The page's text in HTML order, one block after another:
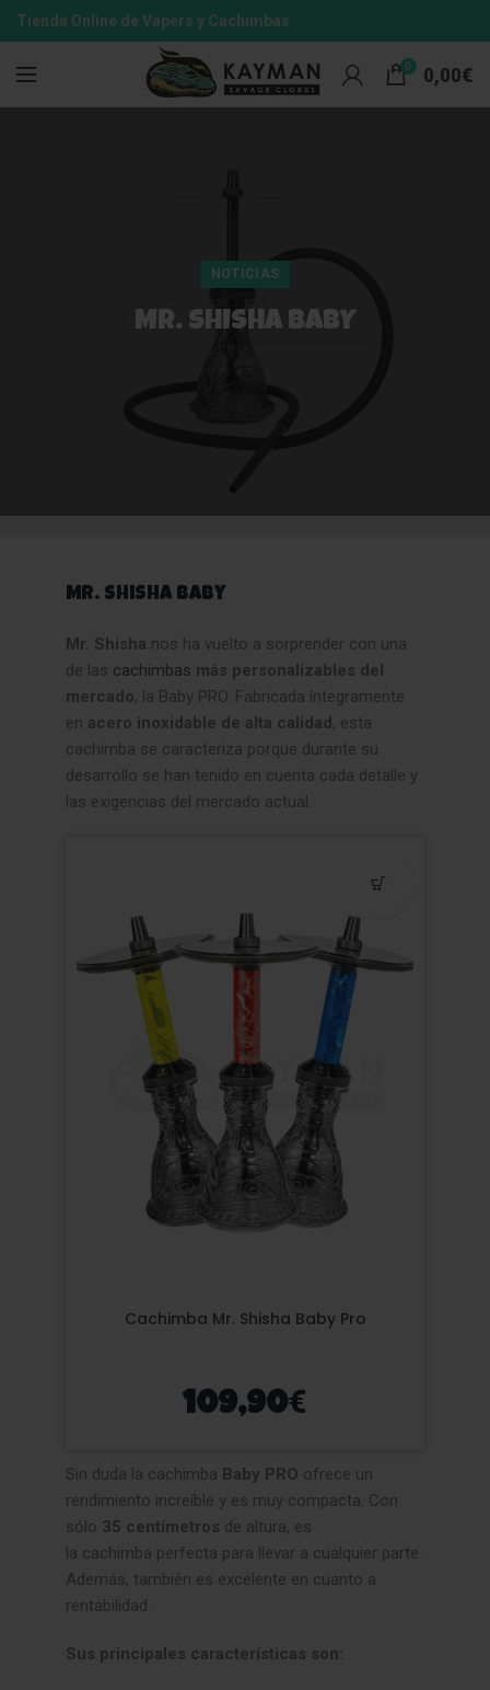
Tienda Online de Vapers y Cachimbas
0 0,00€
NOTICIAS
MR. SHISHA BABY
Mr. Shisha Baby
Mr. Shisha nos ha vuelto a sorprender con una
de las cachimbas más personalizables del
mercado, la Baby PRO. Fabricada íntegramente
en acero inoxidable de alta calidad, esta
cachimba se caracteriza porque durante su
desarrollo se han tenido en cuenta cada detalle y
las exigencias del mercado actual.
Cachimba Mr. Shisha Baby Pro
109,90€
Sin duda la cachimba Baby PRO ofrece un
rendimiento increíble y es muy compacta. Con
sólo 35 centímetros de altura, es
la cachimba perfecta para llevar a cualquier parte.
Además, también es excelente en cuanto a
rentabilidad.
Sus principales características son: